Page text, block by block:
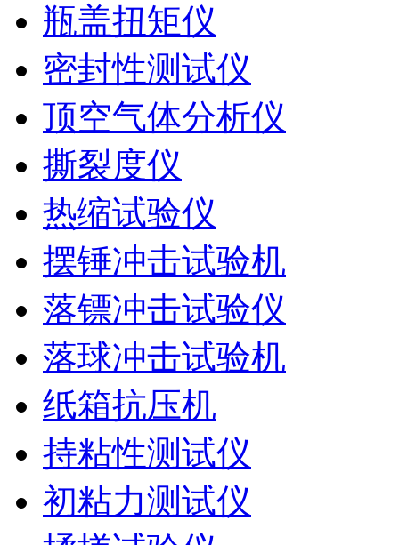
瓶盖扭矩仪
密封性测试仪
顶空气体分析仪
撕裂度仪
热缩试验仪
摆锤冲击试验机
落镖冲击试验仪
落球冲击试验机
纸箱抗压机
持粘性测试仪
初粘力测试仪